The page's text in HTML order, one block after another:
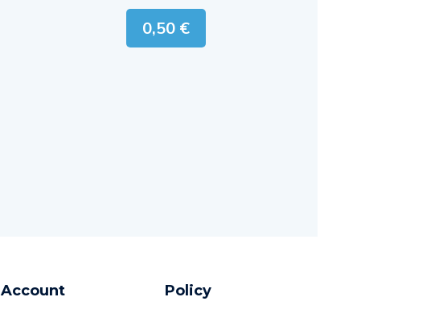
0,50 €
Account Policy